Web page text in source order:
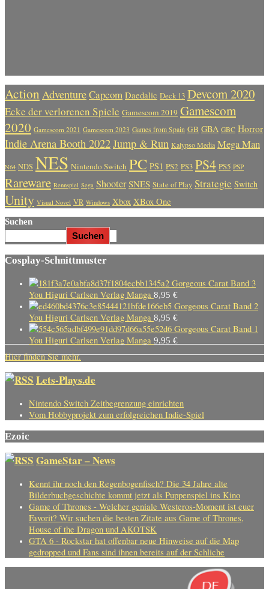
Action AdventureCapcom Daedalic Deck 13 Devcom 2020
Ecke der verlorenen Spiele Gamescom 2019 Gamescom
2020 Gamescom 2021 Gamescom 2023 Games from Spain GB GBA GBC Horror
Indie Arena Booth 2022Jump & Run Kalypso Media Mega Man
N64 NDS NES Nintendo Switch PC PS1 PS2 PS3 PS4 PS5 PSP
Rareware Rennspiel Sega Shooter SNES State of Play Strategie Switch
Unity Visual Novel VR Windows Xbox XBox One
Suchen
Suchen
Cosplay-Schnittmuster
Gorgeous Carat Band 3
You Higuri Carlsen Verlag Manga 8,95 €
Gorgeous Carat Band 2
You Higuri Carlsen Verlag Manga 8,95 €
Gorgeous Carat Band 1
You Higuri Carlsen Verlag Manga 9,95 €
Hier finden Sie mehr.
Lets-Plays.de
Nintendo Switch Zeitbegrenzung einrichten
Vom Hobbyprojekt zum erfolgreichen Indie-Spiel
Ezoic
GameStar – News
Kennt ihr noch den Regenbogenfisch? Die 34 Jahre alte
Bilderbuchgeschichte kommt jetzt als Puppenspiel ins Kino
Game of Thrones - Welcher geniale Westeros-Moment ist euer
Favorit? Wir suchen die besten Zitate aus Game of Thrones,
House of the Dragon und AKOTSK
GTA 6 - Rockstar hat offenbar neue Hinweise auf die Map
gedropped und Fans sind ihnen bereits auf der Schliche